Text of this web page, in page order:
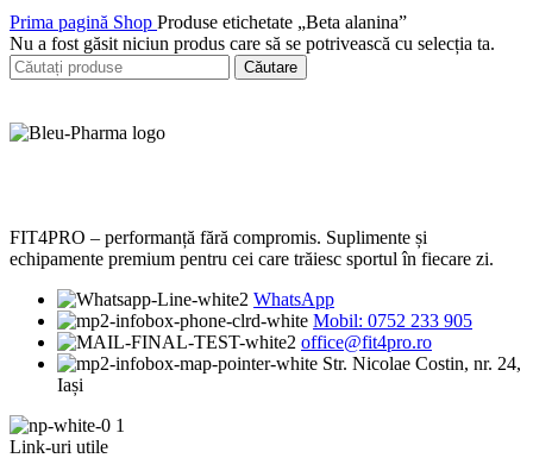
Prima pagină Shop Produse etichetate „Beta alanina”
Nu a fost găsit niciun produs care să se potrivească cu selecția ta.
Căutare
FIT4PRO – performanță fără compromis. Suplimente și
echipamente premium pentru cei care trăiesc sportul în fiecare zi.
WhatsApp
Mobil: 0752 233 905
office@fit4pro.ro
Str. Nicolae Costin, nr. 24,
Iași
Link-uri utile